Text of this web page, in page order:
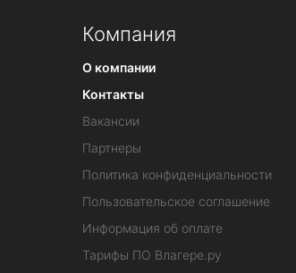
Компания
О компании
Контакты
Вакансии
Партнеры
Политика конфиденциальности
Пользовательское соглашение
Информация об оплате
Тарифы ПО Влагере.ру